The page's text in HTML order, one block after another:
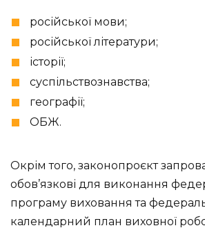
російської мови;
російської літератури;
історії;
суспільствознавства;
географії;
ОБЖ.
Окрім того, законопроєкт
обов’язкові для виконання
програму виховання та
календарний план виховної